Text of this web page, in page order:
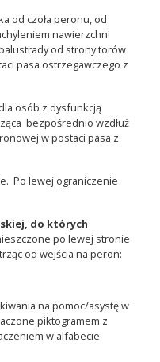
od czoła peronu, od
nawierzchni
od strony torów
pasa ostrzegawczego z
osób z dysfunkcją
bezpośrednio wzdłuż
w postaci pasa z
Po lewej ograniczenie
do których
po lewej stronie
od wejścia na peron:
na pomoc/asystę w
piktogramem z
w alfabecie